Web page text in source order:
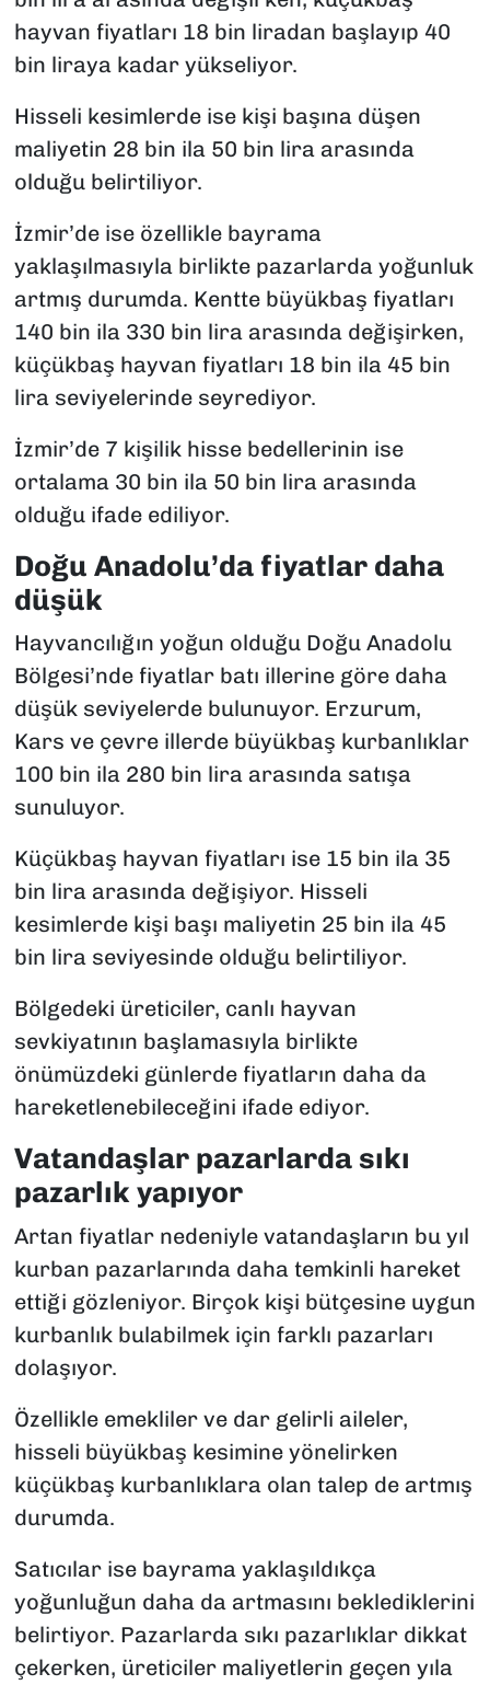
hayvan fiyatları 18 bin liradan başlayıp 40
bin liraya kadar yükseliyor.
Hisseli kesimlerde ise kişi başına düşen
maliyetin 28 bin ila 50 bin lira arasında
olduğu belirtiliyor.
İzmir’de ise özellikle bayrama
yaklaşılmasıyla birlikte pazarlarda yoğunluk
artmış durumda. Kentte büyükbaş fiyatları
140 bin ila 330 bin lira arasında değişirken,
küçükbaş hayvan fiyatları 18 bin ila 45 bin
lira seviyelerinde seyrediyor.
İzmir’de 7 kişilik hisse bedellerinin ise
ortalama 30 bin ila 50 bin lira arasında
olduğu ifade ediliyor.
Doğu Anadolu’da fiyatlar daha
düşük
Hayvancılığın yoğun olduğu Doğu Anadolu
Bölgesi’nde fiyatlar batı illerine göre daha
düşük seviyelerde bulunuyor. Erzurum,
Kars ve çevre illerde büyükbaş kurbanlıklar
100 bin ila 280 bin lira arasında satışa
sunuluyor.
Küçükbaş hayvan fiyatları ise 15 bin ila 35
bin lira arasında değişiyor. Hisseli
kesimlerde kişi başı maliyetin 25 bin ila 45
bin lira seviyesinde olduğu belirtiliyor.
Bölgedeki üreticiler, canlı hayvan
sevkiyatının başlamasıyla birlikte
önümüzdeki günlerde fiyatların daha da
hareketlenebileceğini ifade ediyor.
Vatandaşlar pazarlarda sıkı
pazarlık yapıyor
Artan fiyatlar nedeniyle vatandaşların bu yıl
kurban pazarlarında daha temkinli hareket
ettiği gözleniyor. Birçok kişi bütçesine uygun
kurbanlık bulabilmek için farklı pazarları
dolaşıyor.
Özellikle emekliler ve dar gelirli aileler,
hisseli büyükbaş kesimine yönelirken
küçükbaş kurbanlıklara olan talep de artmış
durumda.
Satıcılar ise bayrama yaklaşıldıkça
yoğunluğun daha da artmasını beklediklerini
belirtiyor. Pazarlarda sıkı pazarlıklar dikkat
çekerken, üreticiler maliyetlerin geçen yıla